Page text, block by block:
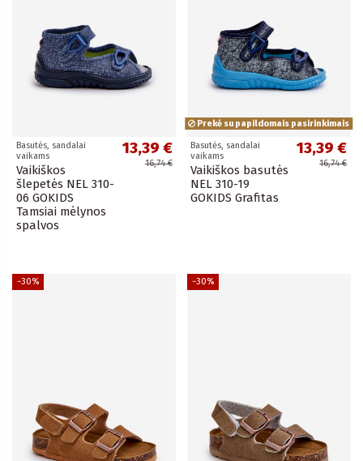
Basutės, sandalai
vaikams
Vaikiškos
šlepetės NEL 310-
06 GOKIDS
Tamsiai mėlynos
spalvos
13,39 €
16,74 €
Prekė su papildomais pasirinkimais
Basutės, sandalai
vaikams
Vaikiškos basutės
NEL 310-19
GOKIDS Grafitas
13,39 €
16,74 €
−30% −30%